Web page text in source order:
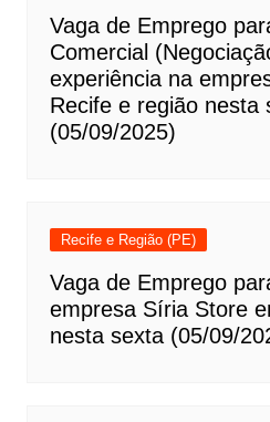
Vaga de Emprego
Comercial
experiência na
Recife e região nesta
(05/09/2025)
Recife e Região (PE)
Vaga de Emprego
empresa Síria Store
nesta sexta (05/09/